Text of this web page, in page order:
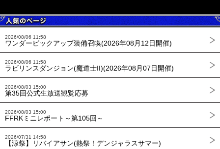
2026/08/06 11:58
ワンダーピックアップ装備召喚(2026年08月12日開催)
2026/08/06 11:58
ラビリンスダンジョン(魔道士II)(2026年08月07日開催)
2026/08/03 15:00
第35回公式生放送観覧応募
2026/08/03 15:00
FFRKミニレポート～第105回～
2026/07/31 14:58
【涼祭】リバイアサン(熱祭！デンジャラスサマー)